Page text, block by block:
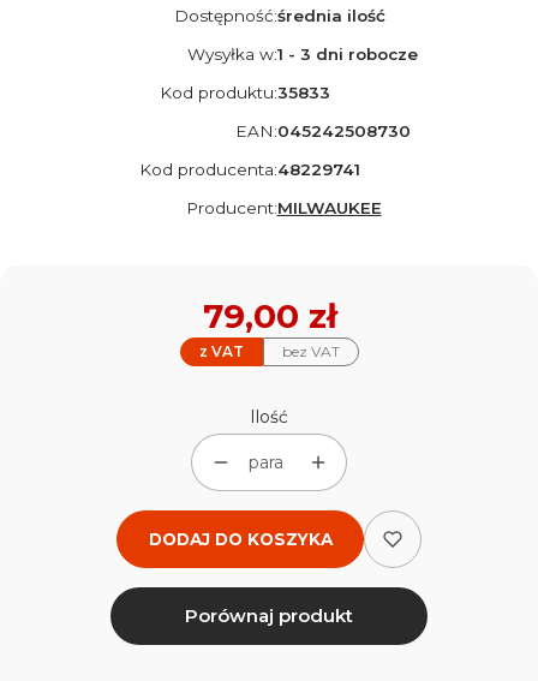
Dostępność:średnia ilość
Wysyłka w:1 - 3 dni robocze
Kod produktu:35833
EAN:045242508730
Kod producenta:48229741
Producent:MILWAUKEE
z VAT bez VAT
Cena
79,00 zł
Ilość
para
DODAJ DO KOSZYKA
Porównaj produkt